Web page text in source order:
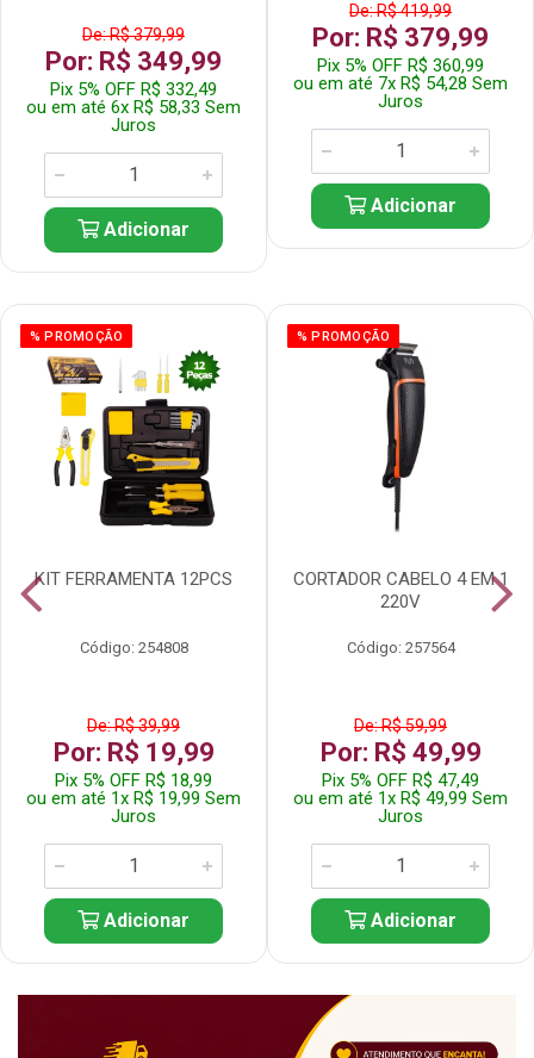
De: R$ 379,99
Por: R$ 349,99
Pix 5% OFF R$ 332,49
ou em até 6x R$ 58,33 Sem
Juros
Adicionar
De: R$ 419,99
Por: R$ 379,99
Pix 5% OFF R$ 360,99
ou em até 7x R$ 54,28 Sem
Juros
Adicionar
% PROMOÇÃO
KIT FERRAMENTA 12PCS
Código: 254808
De: R$ 39,99
Por: R$ 19,99
Pix 5% OFF R$ 18,99
ou em até 1x R$ 19,99 Sem
Juros
Adicionar
% PROMOÇÃO
CORTADOR CABELO 4 EM 1
220V
Código: 257564
De: R$ 59,99
Por: R$ 49,99
Pix 5% OFF R$ 47,49
ou em até 1x R$ 49,99 Sem
Juros
Adicionar